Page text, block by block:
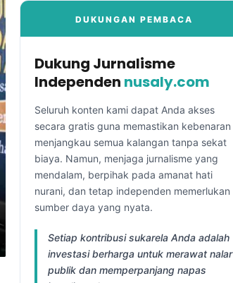
DUKUNGAN PEMBACA
Dukung Jurnalisme
Independen nusaly.com
Seluruh konten kami dapat Anda akses
secara gratis guna memastikan kebenaran
menjangkau semua kalangan tanpa sekat
biaya. Namun, menjaga jurnalisme yang
mendalam, berpihak pada amanat hati
nurani, dan tetap independen memerlukan
sumber daya yang nyata.
Setiap kontribusi sukarela Anda adalah
investasi berharga untuk merawat nalar
publik dan memperpanjang napas